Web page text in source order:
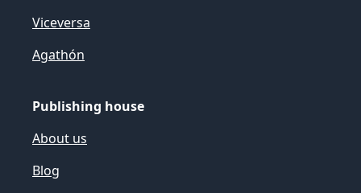
Viceversa
Agathón
Publishing house
About us
Blog